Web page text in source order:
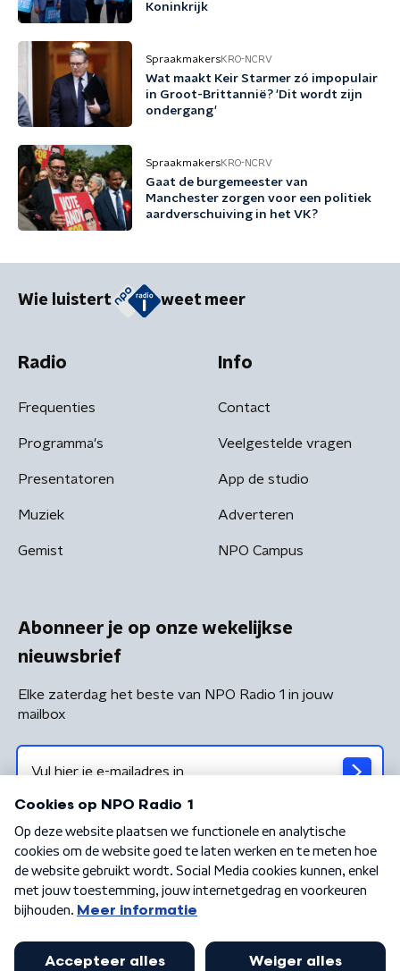
Koninkrijk
SpraakmakersKRO-NCRV
Wat maakt Keir Starmer zó impopulair
in Groot-Brittannië? 'Dit wordt zijn
ondergang'
SpraakmakersKRO-NCRV
Gaat de burgemeester van
Manchester zorgen voor een politiek
aardverschuiving in het VK?
Wie luistert weet meer
Radio
Frequenties
Programma's
Presentatoren
Muziek
Gemist
Info
Contact
Veelgestelde vragen
App de studio
Adverteren
NPO Campus
Abonneer je op onze wekelijkse
nieuwsbrief
Elke zaterdag het beste van NPO Radio 1 in jouw
mailbox
Algemene voorwaarden